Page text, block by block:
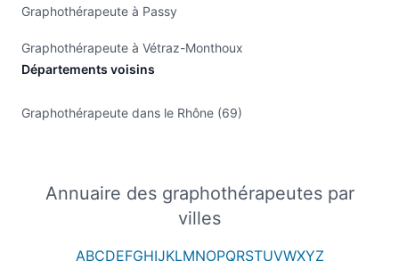
Graphothérapeute à Passy
Graphothérapeute à Vétraz-Monthoux
Départements voisins
Graphothérapeute dans le Rhône (69)
Annuaire des graphothérapeutes par
villes
ABCDEFGHIJKLMNOPQRSTUVWXYZ